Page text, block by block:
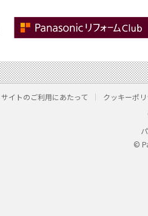
サイトのご利用にあたって クッキーポ
©